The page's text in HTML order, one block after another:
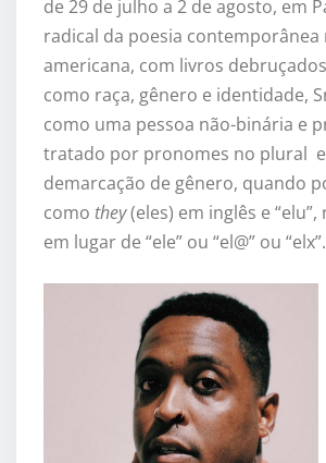
de 29 de julho a 2 de agosto, em
radical da poesia contemporânea
americana, com livros
como raça, gênero e identidade,
como uma pessoa não-binária e
tratado por pronomes no plural
demarcação de gênero, quando
como they(eles) em inglês e
em lugar de “ele” ou “el@” ou “elx”.